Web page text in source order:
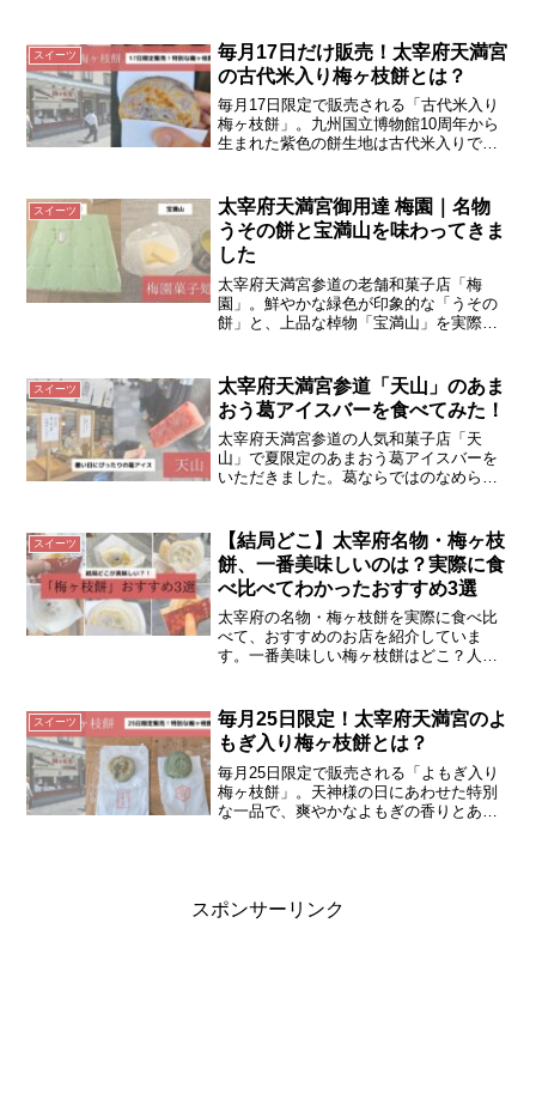
り。
スイーツ
毎月17日だけ販売！太宰府天満宮
の古代米入り梅ヶ枝餅とは？
毎月17日限定で販売される「古代米入り
梅ヶ枝餅」。九州国立博物館10周年から
生まれた紫色の餅生地は古代米入りで、
す。
スイーツ
太宰府天満宮御用達 梅園｜名物
うその餅と宝満山を味わってきま
した
太宰府天満宮参道の老舗和菓子店「梅
園」。鮮やかな緑色が印象的な「うその
餅」と、上品な棹物「宝満山」を実際に
スイーツ
太宰府天満宮参道「天山」のあま
おう葛アイスバーを食べてみた！
太宰府天満宮参道の人気和菓子店「天
山」で夏限定のあまおう葛アイスバーを
いただきました。葛ならではのなめらか
福なども楽しめます。
スイーツ
【結局どこ】太宰府名物・梅ヶ枝
餅、一番美味しいのは？実際に食
べ比べてわかったおすすめ3選
太宰府の名物・梅ヶ枝餅を実際に食べ比
べて、おすすめのお店を紹介していま
す。一番美味しい梅ヶ枝餅はどこ？人気
スイーツ
毎月25日限定！太宰府天満宮のよ
もぎ入り梅ヶ枝餅とは？
毎月25日限定で販売される「よもぎ入り
梅ヶ枝餅」。天神様の日にあわせた特別
な一品で、爽やかなよもぎの香りとあん
スポンサーリンク